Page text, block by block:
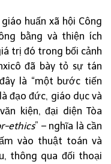
huấn xã hội Công
bằng và thiện ích
trị đó trong bối cảnh
đã bày tỏ sự tán
là “một bước tiến
đạo đức, giáo dục và
kiện, đại diện Tòa
ethics” – nghĩa là cần
vào thuật toán và
thông qua đối thoại